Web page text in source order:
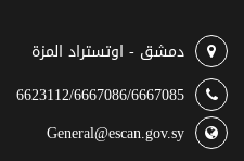
دمشق - اوتستراد المزة
6623112/6667086/6667085
General@escan.gov.sy